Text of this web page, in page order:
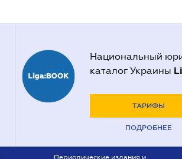
Национальный
каталог Украины
ТАРИФЫ
ПОДРОБНЕЕ